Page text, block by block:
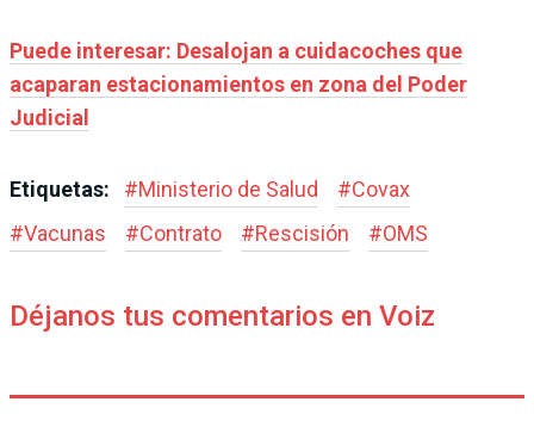
Puede interesar: Desalojan a cuidacoches que
acaparan estacionamientos en zona del Poder
Judicial
Etiquetas: #Ministerio de Salud #Covax
#Vacunas #Contrato #Rescisión #OMS
Déjanos tus comentarios en Voiz